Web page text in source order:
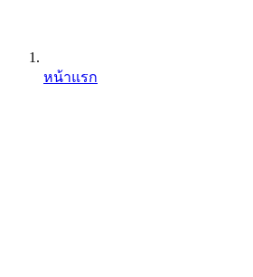
หน้าแรก